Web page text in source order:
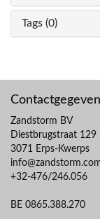
Tags (0)
Zandstorm BV
Diestbrugstraat 129
3071 Erps-Kwerps
+32-476/246.056
BE 0865.388.270